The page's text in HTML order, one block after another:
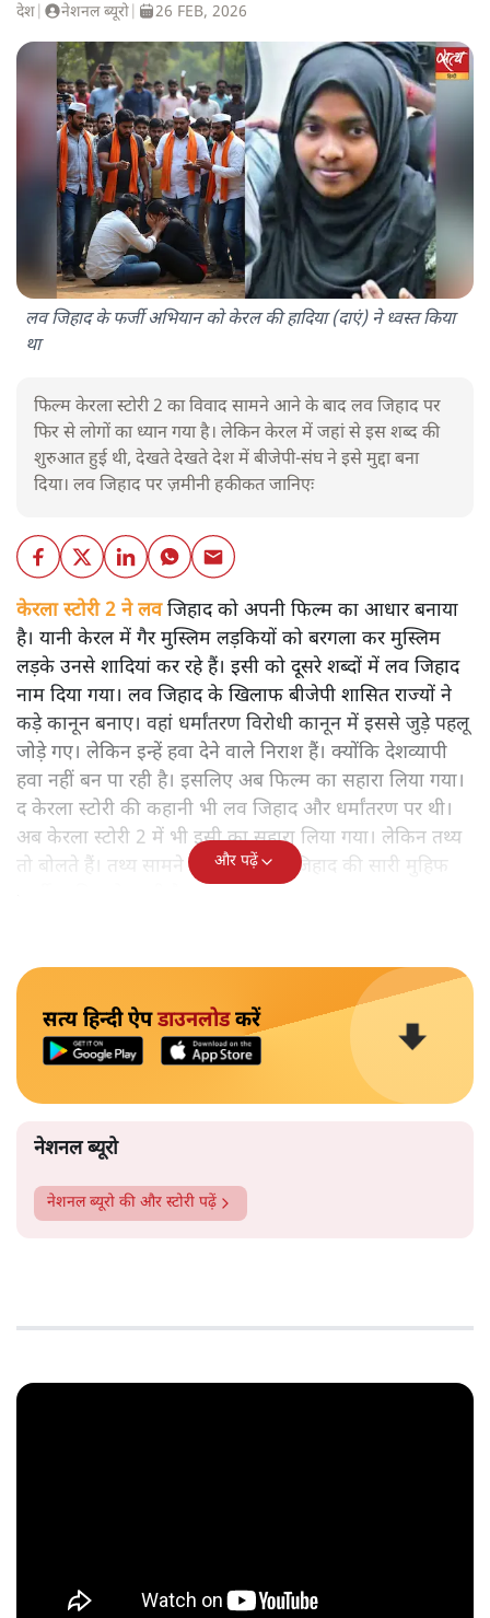
देश नेशनल ब्यूरो 26 FEB, 2026
लव जिहाद के फर्जी अभियान को केरल की हादिया (दाएं) ने ध्वस्त किया
था
फिल्म केरला स्टोरी 2 का विवाद सामने आने के बाद लव जिहाद पर
फिर से लोगों का ध्यान गया है। लेकिन केरल में जहां से इस शब्द की
शुरुआत हुई थी, देखते देखते देश में बीजेपी-संघ ने इसे मुद्दा बना
दिया। लव जिहाद पर ज़मीनी हकीकत जानिएः
केरला स्टोरी 2 ने लवजिहाद को अपनी फिल्म का आधार बनाया
है। यानी केरल में गैर मुस्लिम लड़कियों को बरगला कर मुस्लिम
लड़के उनसे शादियां कर रहे हैं। इसी को दूसरे शब्दों में लव जिहाद
नाम दिया गया। लव जिहाद के खिलाफ बीजेपी शासित राज्यों ने
कड़े कानून बनाए। वहां धर्मांतरण विरोधी कानून में इससे जुड़े पहलू
जोड़े गए। लेकिन इन्हें हवा देने वाले निराश हैं। क्योंकि देशव्यापी
हवा नहीं बन पा रही है। इसलिए अब फिल्म का सहारा लिया गया।
द केरला स्टोरी की कहानी भी लव जिहाद और धर्मांतरण पर थी।
अब केरला स्टोरी 2 में भी इसी का सहारा लिया गया। लेकिन तथ्य
तो बोलते हैं। तथ्य सामने आते हैं तो लव जिहाद की सारी मुहिफ
और पढ़ें
सत्य हिन्दी ऐपडाउनलोडकरें
नेशनल ब्यूरो
नेशनल ब्यूरो की और स्टोरी पढ़ें